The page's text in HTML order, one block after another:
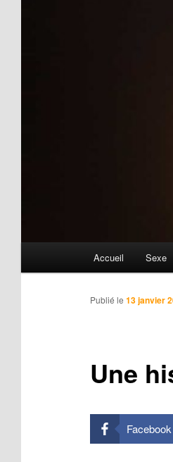
Accueil Sexe
Une
Publié le 13 janvier
Facebook